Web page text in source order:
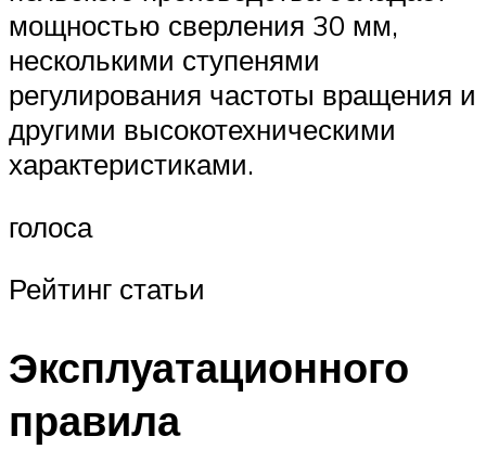
мощностью сверления 30 мм,
несколькими ступенями
регулирования частоты вращения и
другими высокотехническими
характеристиками.
голоса
Рейтинг статьи
Эксплуатационного
правила